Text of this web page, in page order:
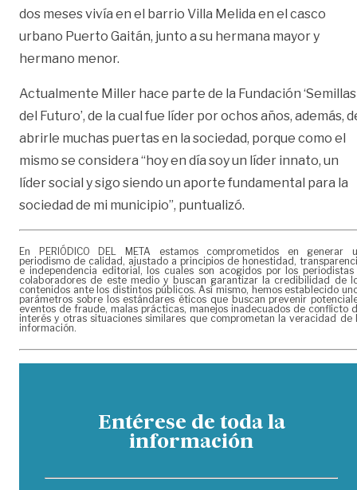
dos meses vivía en el barrio Villa Melida en el casco
urbano Puerto Gaitán, junto a su hermana mayor y
hermano menor.
Actualmente Miller hace parte de la Fundación ‘Semillas
del Futuro’, de la cual fue líder por ochos años, además,
abrirle muchas puertas en la sociedad, porque como el
mismo se considera “hoy en día soy un líder innato, un
líder social y sigo siendo un aporte fundamental para la
sociedad de mi municipio”, puntualizó.
En PERIÓDICO DEL META estamos comprometidos en generar
periodismo de calidad, ajustado a principios de honestidad,
e independencia editorial, los cuales son acogidos por los periodistas
colaboradores de este medio y buscan garantizar la credibilidad de
contenidos ante los distintos públicos. Así mismo, hemos establecido
parámetros sobre los estándares éticos que buscan prevenir
eventos de fraude, malas prácticas, manejos inadecuados de conflicto
interés y otras situaciones similares que comprometan la veracidad de
información.
Entérese de toda la
información